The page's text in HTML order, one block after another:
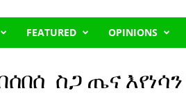
FEATURED OPINIONS
ስጋ ጤና እየነሳን